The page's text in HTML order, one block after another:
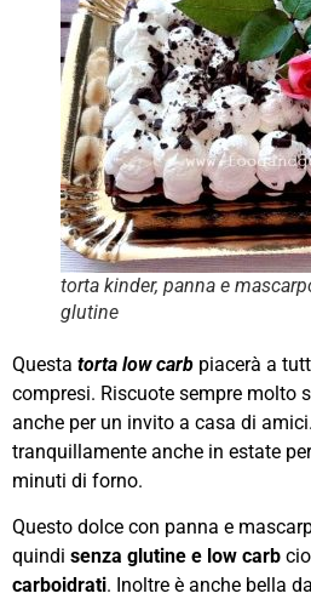
torta kinder, panna e
glutine
Questa torta low carb piacerà a
compresi. Riscuote sempre molto
anche per un invito a casa di
tranquillamente anche in estate
minuti di forno.
Questo dolce con panna e
quindi senza glutine e low carb
carboidrati. Inoltre è anche bella